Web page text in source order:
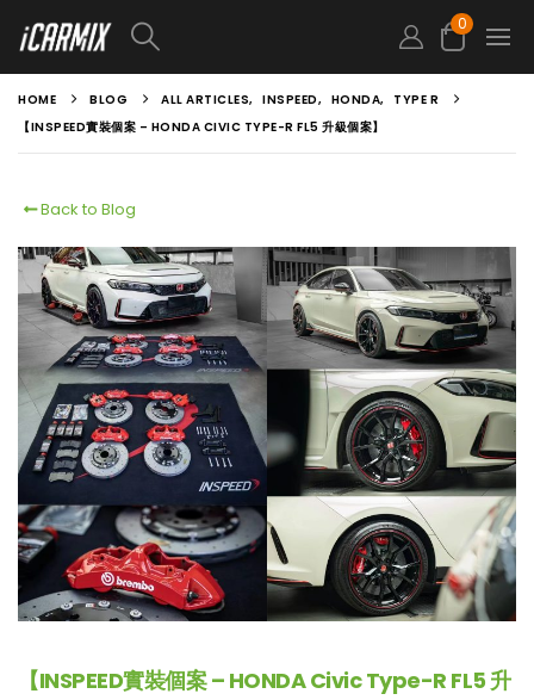
0
HOME BLOG ALL ARTICLES, INSPEED, HONDA,
TYPE R
【INSPEED實裝個案 – HONDA CIVIC TYPE-R FL5 升級個案】
Back to Blog
【INSPEED實裝個案 – HONDA Civic Type-R FL5 升